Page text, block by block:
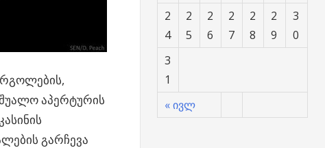
რგოლების,
აპერტურის
გარჩევა
« ივლ
2
4
2
5
2
6
2
7
2
8
2
9
3
0
3
1